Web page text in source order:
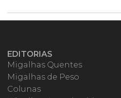
EDITORIAS
Migalhas Quentes
Migalhas de Peso
Colunas